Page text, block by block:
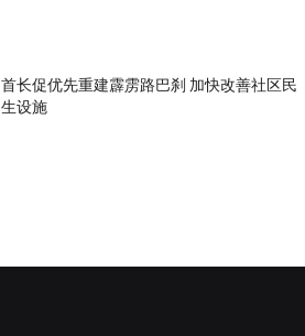
首长促优先重建霹雳路巴刹 加快改善社区民
生设施